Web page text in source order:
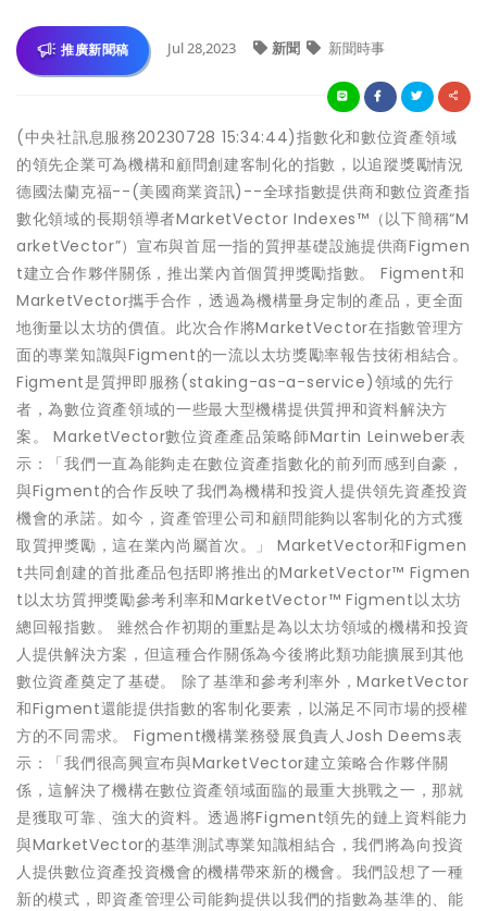
推廣新聞稿 Jul 28,2023 新聞 新聞時事
(中央社訊息服務20230728 15:34:44)指數化和數位資產領域
的領先企業可為機構和顧問創建客制化的指數，以追蹤獎勵情況
德國法蘭克福--(美國商業資訊)--全球指數提供商和數位資產指
數化領域的長期領導者MarketVector Indexes™（以下簡稱“M
arketVector”）宣布與首屈一指的質押基礎設施提供商Figmen
t建立合作夥伴關係，推出業內首個質押獎勵指數。 Figment和
MarketVector攜手合作，透過為機構量身定制的產品，更全面
地衡量以太坊的價值。此次合作將MarketVector在指數管理方
面的專業知識與Figment的一流以太坊獎勵率報告技術相結合。
Figment是質押即服務(staking-as-a-service)領域的先行
者，為數位資產領域的一些最大型機構提供質押和資料解決方
案。 MarketVector數位資產產品策略師Martin Leinweber表
示：「我們一直為能夠走在數位資產指數化的前列而感到自豪，
與Figment的合作反映了我們為機構和投資人提供領先資產投資
機會的承諾。如今，資產管理公司和顧問能夠以客制化的方式獲
取質押獎勵，這在業內尚屬首次。」 MarketVector和Figmen
t共同創建的首批產品包括即將推出的MarketVector™ Figmen
t以太坊質押獎勵參考利率和MarketVector™ Figment以太坊
總回報指數。 雖然合作初期的重點是為以太坊領域的機構和投資
人提供解決方案，但這種合作關係為今後將此類功能擴展到其他
數位資產奠定了基礎。 除了基準和參考利率外，MarketVector
和Figment還能提供指數的客制化要素，以滿足不同市場的授權
方的不同需求。 Figment機構業務發展負責人Josh Deems表
示：「我們很高興宣布與MarketVector建立策略合作夥伴關
係，這解決了機構在數位資產領域面臨的最重大挑戰之一，那就
是獲取可靠、強大的資料。透過將Figment領先的鏈上資料能力
與MarketVector的基準測試專業知識相結合，我們將為向投資
人提供數位資產投資機會的機構帶來新的機會。我們設想了一種
新的模式，即資產管理公司能夠提供以我們的指數為基準的、能